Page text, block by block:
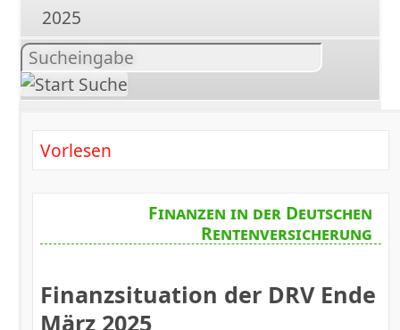
2025
Inhalt
suchen
Vorlesen
Finanzen in der Deutschen
Rentenversicherung
Finanzsituation der DRV Ende
März 2025